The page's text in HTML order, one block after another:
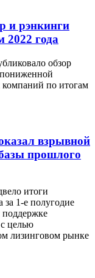
и рэнкинги
2022 года
обзор
компаний по итогам
взрывной
прошлого
итоги
за 1-е полугодие
поддержке
целью
лизинговом рынке